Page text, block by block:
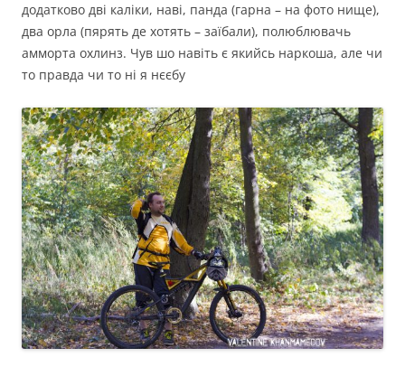
додатково дві каліки, наві, панда (гарна – на фото нище),
два орла (пярять де хотять – заїбали), полюблювачь
амморта охлинз. Чув шо навіть є якийсь наркоша, але чи
то правда чи то ні я нєєбу